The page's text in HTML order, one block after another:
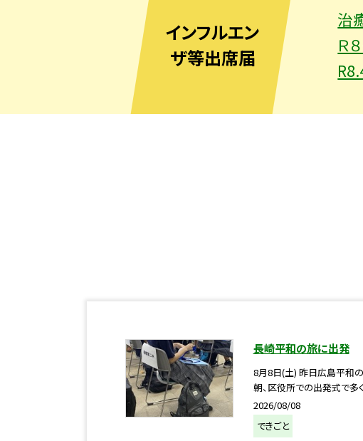
インフルエン
ザ等出席届
治
Ｒ
長崎平和の旅に出発
8月8日(土) 昨日広島平和
朝、区役所での出発式で多
2026/08/08
できごと